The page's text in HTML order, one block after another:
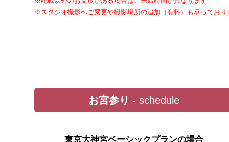
※スタジオ撮影へご変更や撮影場所の追加（有料）も承っており
お宮参り - schedule
東京大神宮ベーシックプランの場合